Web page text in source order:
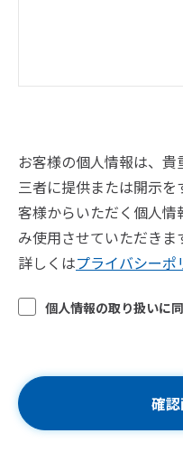
お客様の個人情報は、
三者に提供または開示
客様からいただく個人
み使用させていただきま
詳しくはプライバシーポ
個人情報の取り扱いに
確